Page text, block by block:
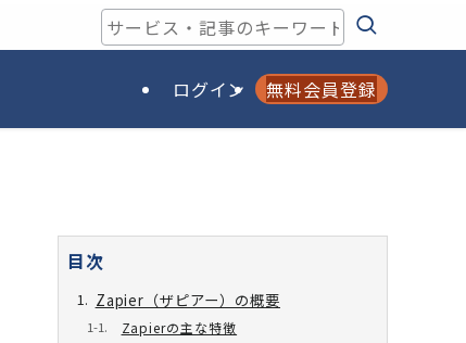
ログイン 無料会員登録
目次
Zapier（ザピアー）の概要
Zapierの主な特徴